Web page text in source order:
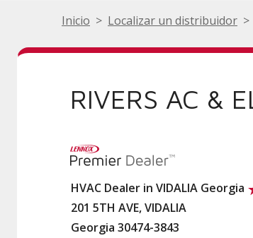
Inicio Localizar un distribuidor
RIVERS AC &
HVAC Dealer in VIDALIA Georgia
201 5TH AVE, VIDALIA
Georgia 30474-3843